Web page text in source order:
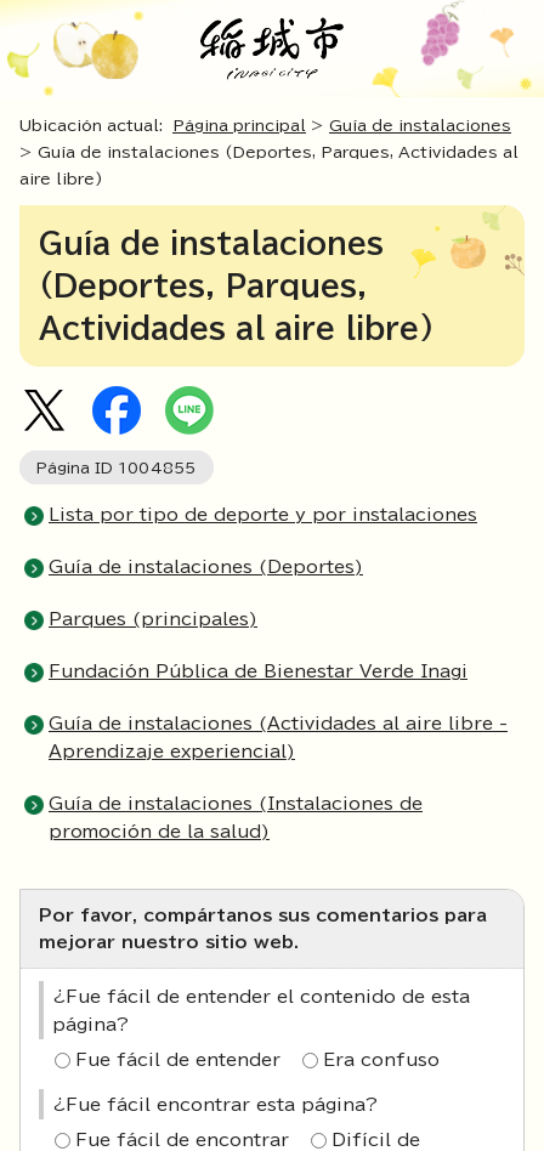
Ubicación actual: Página principal > Guía de instalaciones
> Guía de instalaciones (Deportes, Parques, Actividades al
aire libre)
Guía de instalaciones
(Deportes, Parques,
Actividades al aire libre)
Página ID 1004855
Lista por tipo de deporte y por instalaciones
Guía de instalaciones (Deportes)
Parques (principales)
Fundación Pública de Bienestar Verde Inagi
Guía de instalaciones (Actividades al aire libre -
Aprendizaje experiencial)
Guía de instalaciones (Instalaciones de
promoción de la salud)
Por favor, compártanos sus comentarios para
mejorar nuestro sitio web.
¿Fue fácil de entender el contenido de esta
página?
Fue fácil de entender Era confuso
¿Fue fácil encontrar esta página?
Fue fácil de encontrar
Difícil de